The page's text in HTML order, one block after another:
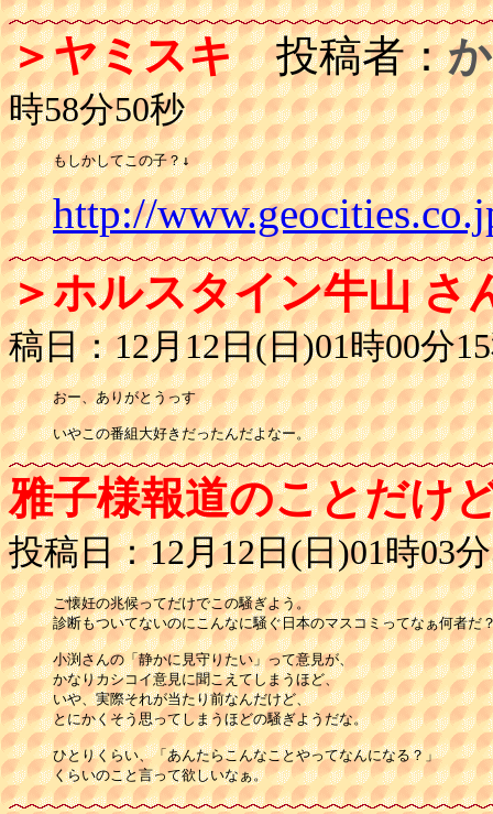
＞ヤミスキ投稿者：
時58分50秒
もしかしてこの子？↓
http://
＞ホルスタイン牛山 さ
稿日：12月12日(日)01時00分
おー、ありがとうっす
いやこの番組大好きだったんだよなー。
雅子様報道のことだけ
投稿日：12月12日(日)01時03
ご懐妊の兆候ってだけでこの騒ぎよう。
診断もついてないのにこんなに騒ぐ日本のマスコミってなぁ何者だ
小渕さんの「静かに見守りたい」って意見が、
かなりカシコイ意見に聞こえてしまうほど、
いや、実際それが当たり前なんだけど、
とにかくそう思ってしまうほどの騒ぎようだな。
ひとりくらい、「あんたらこんなことやってなんになる？」